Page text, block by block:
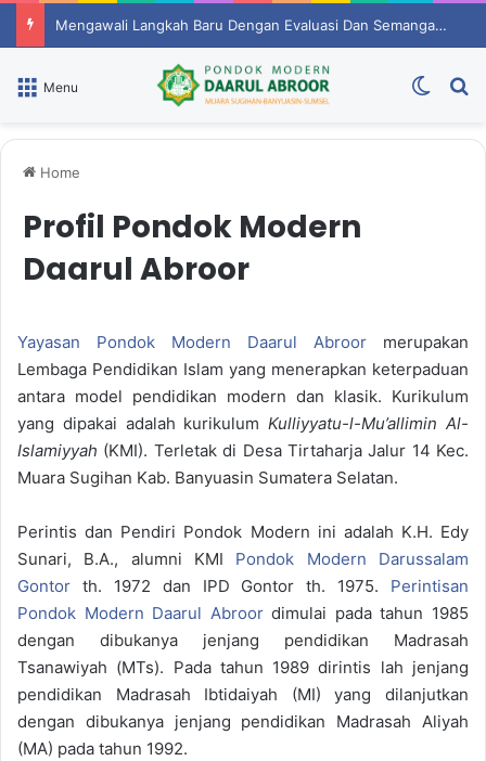
Mengawali Langkah Baru Dengan Evaluasi Dan Semangat Berprestasi
Menu
Home
Profil Pondok Modern
Daarul Abroor
Yayasan Pondok Modern Daarul Abroor merupakan
Lembaga Pendidikan Islam yang menerapkan keterpaduan
antara model pendidikan modern dan klasik. Kurikulum
yang dipakai adalah kurikulumKulliyyatu-l-Mu’allimin Al-
Islamiyyah (KMI). Terletak di Desa Tirtaharja Jalur 14 Kec.
Muara Sugihan Kab. Banyuasin Sumatera Selatan.
Perintis dan Pendiri Pondok Modern ini adalah K.H. Edy
Sunari, B.A., alumni KMI Pondok Modern Darussalam
Gontor th. 1972 dan IPD Gontor th. 1975. Perintisan
Pondok Modern Daarul Abroordimulai pada tahun 1985
dengan dibukanya jenjang pendidikan Madrasah
Tsanawiyah (MTs). Pada tahun 1989 dirintis lah jenjang
pendidikan Madrasah Ibtidaiyah (MI) yang dilanjutkan
dengan dibukanya jenjang pendidikan Madrasah Aliyah
(MA) pada tahun 1992.